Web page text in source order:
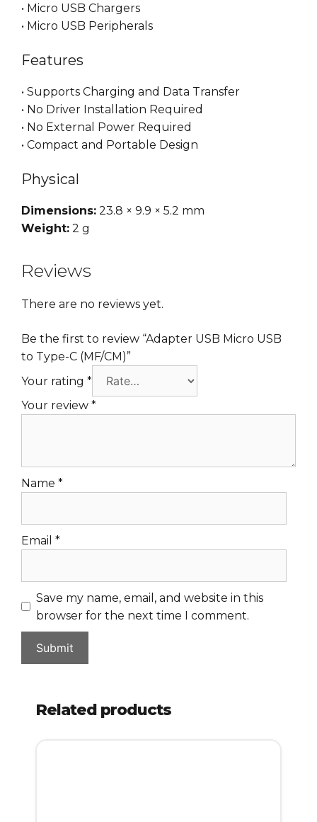
• Micro USB Chargers
• Micro USB Peripherals
Features
• Supports Charging and Data Transfer
• No Driver Installation Required
• No External Power Required
• Compact and Portable Design
Physical
Dimensions: 23.8 × 9.9 × 5.2 mm
Weight: 2 g
Reviews
There are no reviews yet.
Be the first to review “Adapter USB Micro USB
to Type-C (MF/CM)”
Your rating *
Your review *
Name *
Email *
Save my name, email, and website in this
browser for the next time I comment.
Related products